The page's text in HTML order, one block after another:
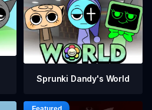
Sprunki Dandy's World